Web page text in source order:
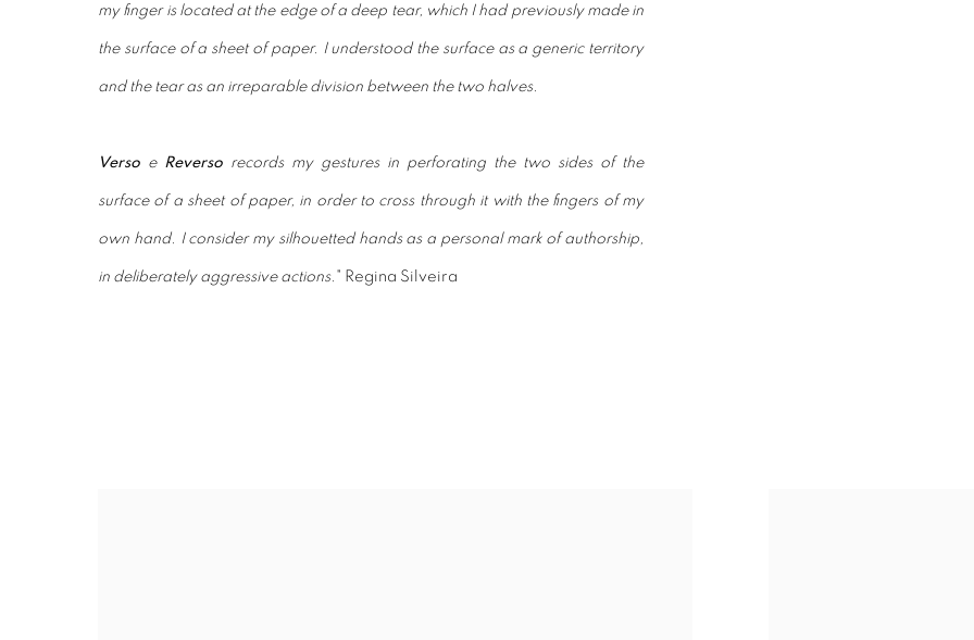
my finger is located at the edge of a deep tear, which I had previously made in
the surface of a sheet of paper. I understood the surface as a generic territory
and the tear as an irreparable division between the two halves.
Verso e Reverso records my gestures in perforating the two sides of the
surface of a sheet of paper, in order to cross through it with the fingers of my
own hand. I consider my silhouetted hands as a personal mark of authorship,
in deliberately aggressive actions. " Regina Silveira